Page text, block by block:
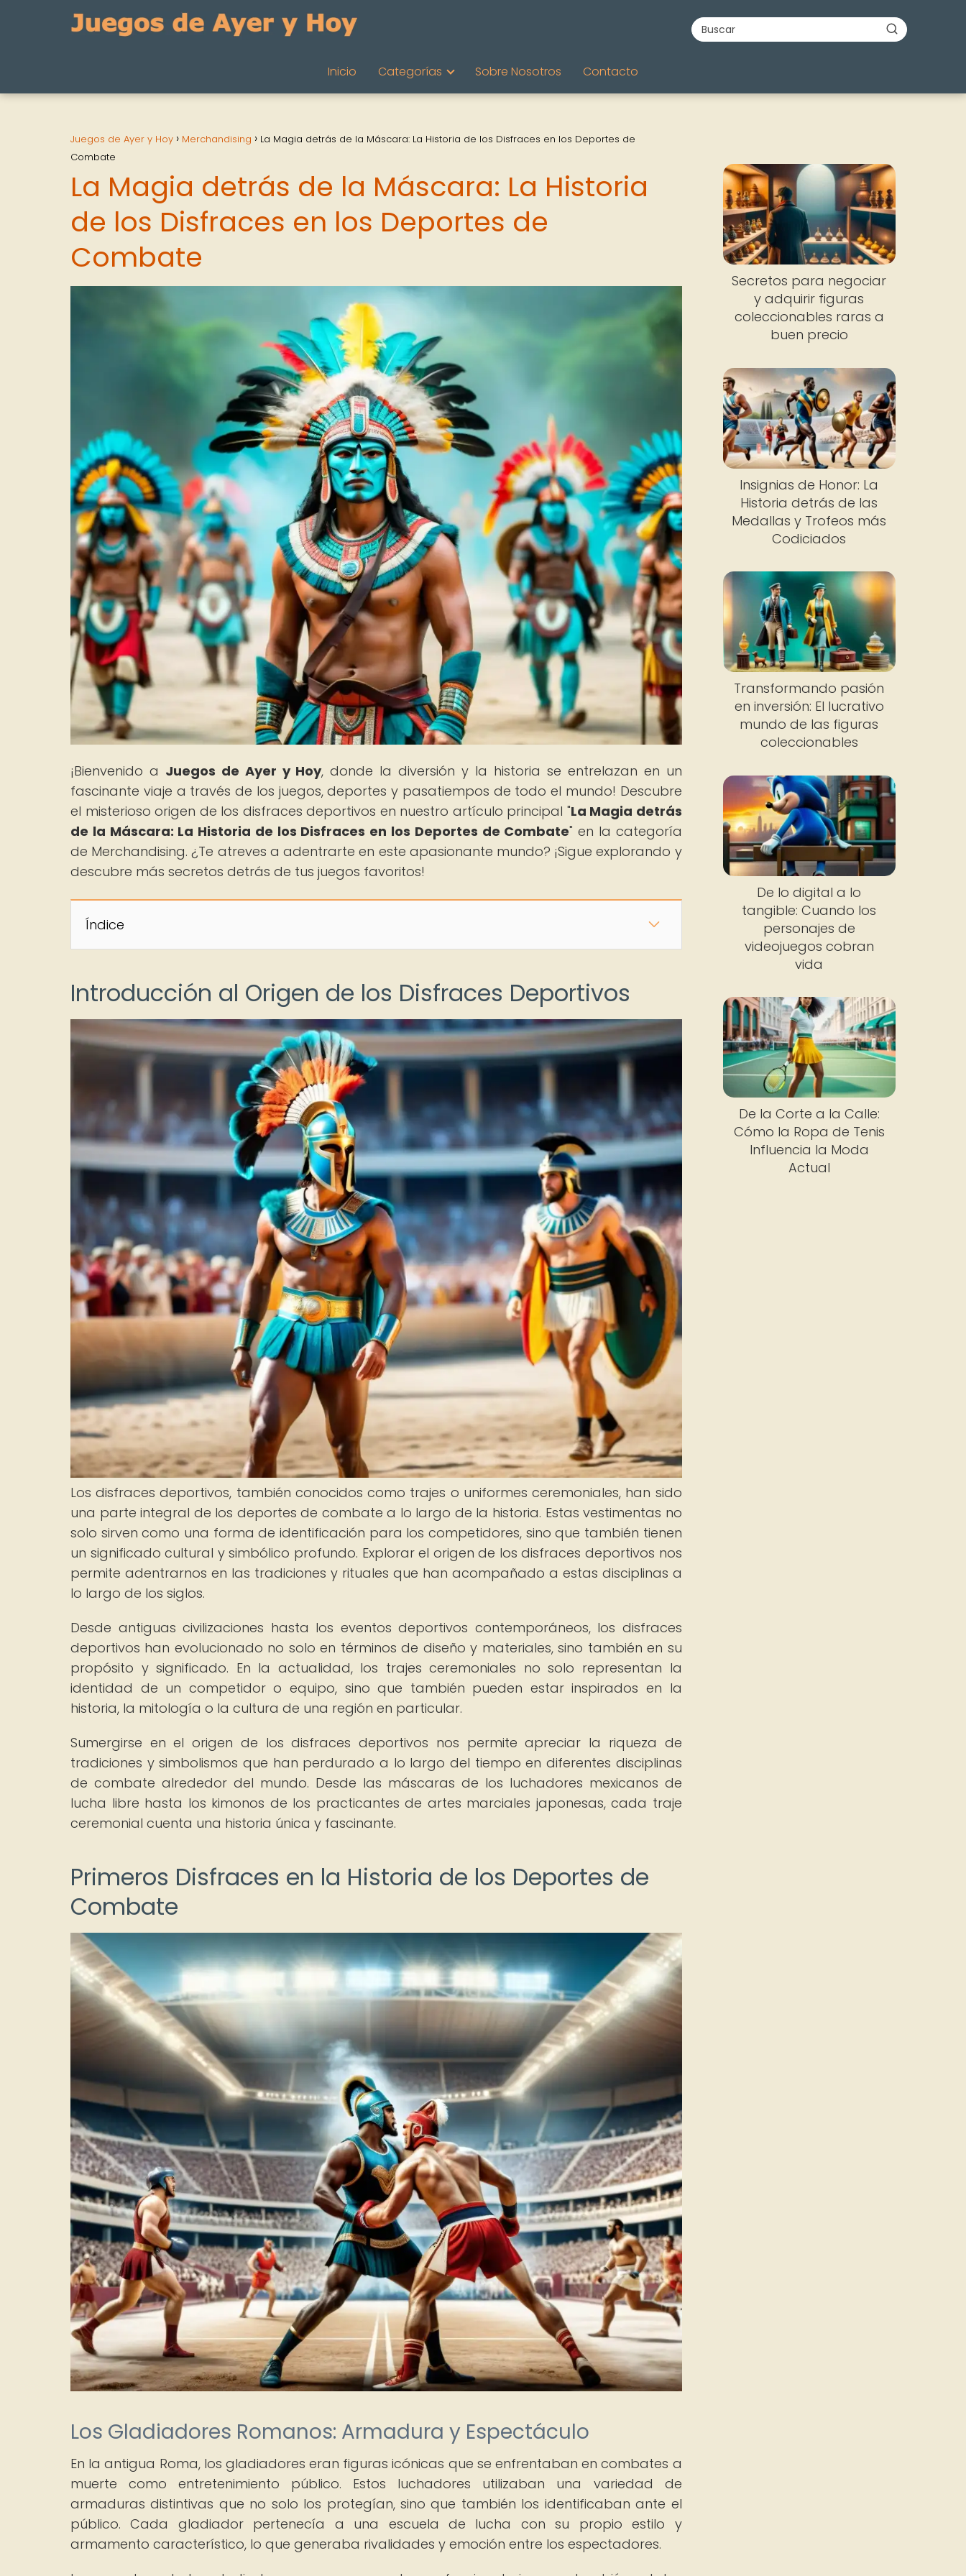
Inicio Categorías Sobre Nosotros Contacto
Juegos de Ayer y Hoy Merchandising
La Magia detrás de la Máscara: La Historia de los Disfraces en los Deportes de
Combate
La Magia detrás de la Máscara: La Historia
de los Disfraces en los Deportes de
Combate
¡Bienvenido a Juegos de Ayer y Hoy, donde la diversión y la historia se entrelazan en un
fascinante viaje a través de los juegos, deportes y pasatiempos de todo el mundo! Descubre
el misterioso origen de los disfraces deportivos en nuestro artículo principal "La Magia detrás
de la Máscara: La Historia de los Disfraces en los Deportes de Combate" en la categoría
de Merchandising. ¿Te atreves a adentrarte en este apasionante mundo? ¡Sigue explorando y
descubre más secretos detrás de tus juegos favoritos!
Índice
Introducción al Origen de los Disfraces Deportivos
Los disfraces deportivos, también conocidos como trajes o uniformes ceremoniales, han sido
una parte integral de los deportes de combate a lo largo de la historia. Estas vestimentas no
solo sirven como una forma de identificación para los competidores, sino que también tienen
un significado cultural y simbólico profundo. Explorar el origen de los disfraces deportivos nos
permite adentrarnos en las tradiciones y rituales que han acompañado a estas disciplinas a
lo largo de los siglos.
Desde antiguas civilizaciones hasta los eventos deportivos contemporáneos, los disfraces
deportivos han evolucionado no solo en términos de diseño y materiales, sino también en su
propósito y significado. En la actualidad, los trajes ceremoniales no solo representan la
identidad de un competidor o equipo, sino que también pueden estar inspirados en la
historia, la mitología o la cultura de una región en particular.
Sumergirse en el origen de los disfraces deportivos nos permite apreciar la riqueza de
tradiciones y simbolismos que han perdurado a lo largo del tiempo en diferentes disciplinas
de combate alrededor del mundo. Desde las máscaras de los luchadores mexicanos de
lucha libre hasta los kimonos de los practicantes de artes marciales japonesas, cada traje
ceremonial cuenta una historia única y fascinante.
Primeros Disfraces en la Historia de los Deportes de
Combate
Los Gladiadores Romanos: Armadura y Espectáculo
En la antigua Roma, los gladiadores eran figuras icónicas que se enfrentaban en combates a
muerte como entretenimiento público. Estos luchadores utilizaban una variedad de
armaduras distintivas que no solo los protegían, sino que también los identificaban ante el
público. Cada gladiador pertenecía a una escuela de lucha con su propio estilo y
armamento característico, lo que generaba rivalidades y emoción entre los espectadores.
Secretos para negociar
y adquirir figuras
coleccionables raras a
buen precio
Insignias de Honor: La
Historia detrás de las
Medallas y Trofeos más
Codiciados
Transformando pasión
en inversión: El lucrativo
mundo de las figuras
coleccionables
De lo digital a lo
tangible: Cuando los
personajes de
videojuegos cobran
vida
De la Corte a la Calle:
Cómo la Ropa de Tenis
Influencia la Moda
Actual